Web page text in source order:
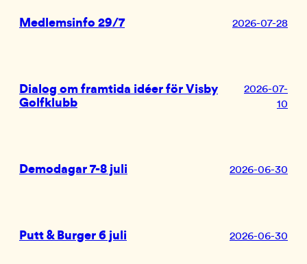
Medlemsinfo 29/7 2026-07-28
Dialog om framtida idéer för Visby
Golfklubb
2026-07-
10
Demodagar 7-8 juli 2026-06-30
Putt & Burger 6 juli 2026-06-30